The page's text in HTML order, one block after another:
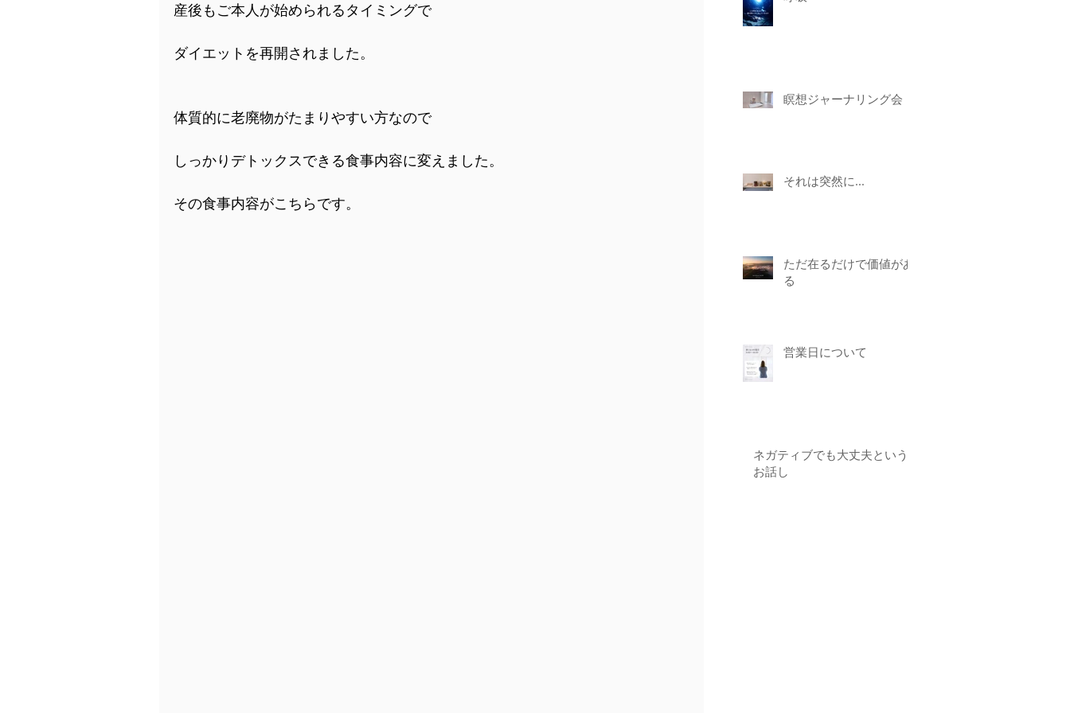
産後もご本人が始められるタイミングで
ダイエットを再開されました。
体質的に老廃物がたまりやすい方なので
しっかりデトックスできる食事内容に変えました。
その食事内容がこちらです。
瞑想ジャーナリング会
それは突然に...
ただ在るだけで価値があ
る
営業日について
ネガティブでも大丈夫という
お話し